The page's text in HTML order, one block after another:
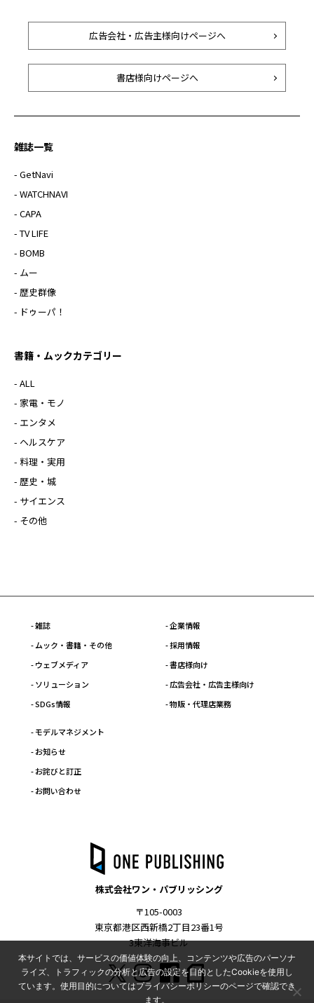
広告会社・広告主様向けページへ
書店様向けページへ
雑誌一覧
- GetNavi
- WATCHNAVI
- CAPA
- TV LIFE
- BOMB
- ムー
- 歴史群像
- ドゥーパ！
書籍・ムックカテゴリー
- ALL
- 家電・モノ
- エンタメ
- ヘルスケア
- 料理・実用
- 歴史・城
- サイエンス
- その他
- 雑誌
- ムック・書籍・その他
- ウェブメディア
- ソリューション
- SDGs情報
- 企業情報
- 採用情報
- 書店様向け
- 広告会社・広告主様向け
- 物販・代理店業務
- モデルマネジメント
- お知らせ
- お詫びと訂正
- お問い合わせ
株式会社ワン・パブリッシング
〒105-0003
東京都港区西新橋2丁目23番1号
3東洋海事ビル
本サイトでは、サービスの価値体験の向上、コンテンツや広告のパーソナ
ライズ、トラフィックの分析と広告の設定を目的としたCookieを使用し
ています。使用目的についてはプライバシーポリシーのページで確認でき
ます。